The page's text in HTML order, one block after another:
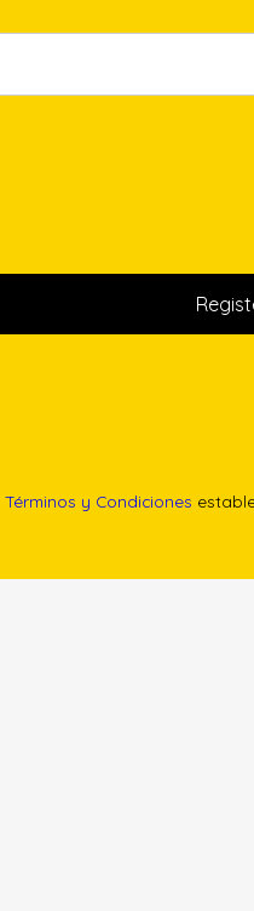
Términos y Condiciones